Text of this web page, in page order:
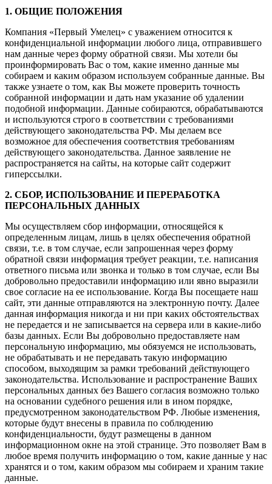
1. ОБЩИЕ ПОЛОЖЕНИЯ
Компания «Первый Умелец» с уважением относится к
конфиденциальной информации любого лица, отправившего
нам данные через форму обратной связи. Мы хотели бы
проинформировать Вас о том, какие именно данные мы
собираем и каким образом используем собранные данные. Вы
также узнаете о том, как Вы можете проверить точность
собранной информации и дать нам указание об удалении
подобной информации. Данные собираются, обрабатываются
и используются строго в соответствии с требованиями
действующего законодательства РФ. Мы делаем все
возможное для обеспечения соответствия требованиям
действующего законодательства. Данное заявление не
распространяется на сайты, на которые сайт содержит
гиперссылки.
2. СБОР, ИСПОЛЬЗОВАНИЕ И ПЕРЕРАБОТКА
ПЕРСОНАЛЬНЫХ ДАННЫХ
Мы осуществляем сбор информации, относящейся к
определенным лицам, лишь в целях обеспечения обратной
связи, т.е. в том случае, если запрошенная через форму
обратной связи информация требует реакции, т.е. написания
ответного письма или звонка и только в том случае, если Вы
добровольно предоставили информацию или явно выразили
свое согласие на ее использование. Когда Вы посещаете наш
сайт, эти данные отправляются на электронную почту. Далее
данная информация никогда и ни при каких обстоятельствах
не передается и не записывается на сервера или в какие-либо
базы данных. Если Вы добровольно предоставляете нам
персональную информацию, мы обязуемся не использовать,
не обрабатывать и не передавать такую информацию
способом, выходящим за рамки требований действующего
законодательства. Использование и распространение Ваших
персональных данных без Вашего согласия возможно только
на основании судебного решения или в ином порядке,
предусмотренном законодательством РФ. Любые изменения,
которые будут внесены в правила по соблюдению
конфиденциальности, будут размещены в данном
информационном окне на этой странице. Это позволяет Вам в
любое время получить информацию о том, какие данные у нас
хранятся и о том, каким образом мы собираем и храним такие
данные.